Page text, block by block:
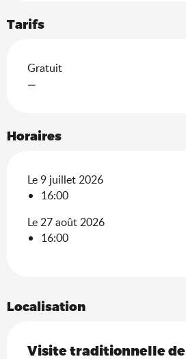
Tarifs
Gratuit
—
Horaires
Le 9 juillet 2026
16:00
Le 27 août 2026
16:00
Localisation
Visite traditionnelle